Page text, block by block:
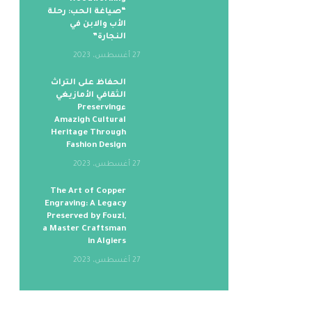
“صياغة الحب: رحلة
الأب والابن في
النجارة”
27 أغسطس، 2023
الحفاظ على التراث
الثقافي الأمازيغي
ءPreserving
Amazigh Cultural
Heritage Through
Fashion Design
27 أغسطس، 2023
The Art of Copper
Engraving: A Legacy
Preserved by Fouzi,
a Master Craftsman
in Algiers
27 أغسطس، 2023